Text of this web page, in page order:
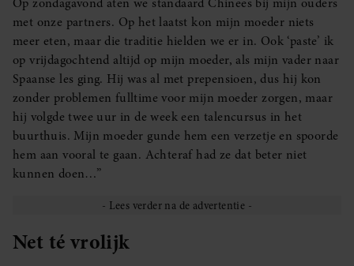
met onze partners. Op het laatst kon mijn moeder niets
meer eten, maar die traditie hielden we er in. Ook ‘paste’ ik
op vrijdagochtend altijd op mijn moeder, als mijn vader naar
Spaanse les ging. Hij was al met prepensioen, dus hij kon
zonder problemen fulltime voor mijn moeder zorgen, maar
hij volgde twee uur in de week een talencursus in het
buurthuis. Mijn moeder gunde hem een verzetje en spoorde
hem aan vooral te gaan. Achteraf had ze dat beter niet
kunnen doen…”
Net té vrolijk